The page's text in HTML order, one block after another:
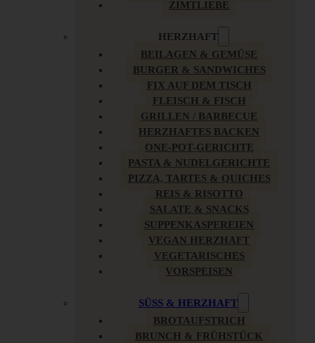
ZIMTLIEBE
HERZHAFT
BEILAGEN & GEMÜSE
BURGER & SANDWICHES
FIX AUF DEM TISCH
FLEISCH & FISCH
GRILLEN / BARBECUE
HERZHAFTES BACKEN
ONE-POT-GERICHTE
PASTA & NUDELGERICHTE
PIZZA, TARTES & QUICHES
REIS & RISOTTO
SALATE & SNACKS
SUPPENKASPEREIEN
VEGAN HERZHAFT
VEGETARISCHES
VORSPEISEN
SÜSS & HERZHAFT
BROTAUFSTRICH
BRUNCH & FRÜHSTÜCK